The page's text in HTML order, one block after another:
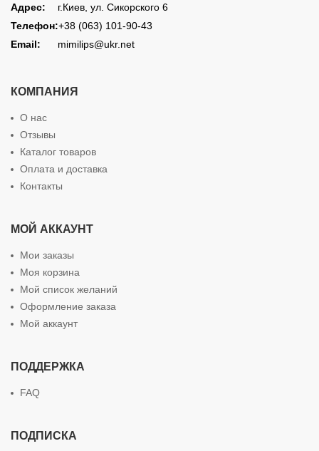
Адрес:
г.Киев, ул. Сикорского 6
Телефон:+38 (063) 101-90-43
Email:
mimilips@ukr.net
КОМПАНИЯ
О нас
Отзывы
Каталог товаров
Оплата и доставка
Контакты
МОЙ АККАУНТ
Мои заказы
Моя корзина
Мой список желаний
Оформление заказа
Мой аккаунт
ПОДДЕРЖКА
FAQ
ПОДПИСКА